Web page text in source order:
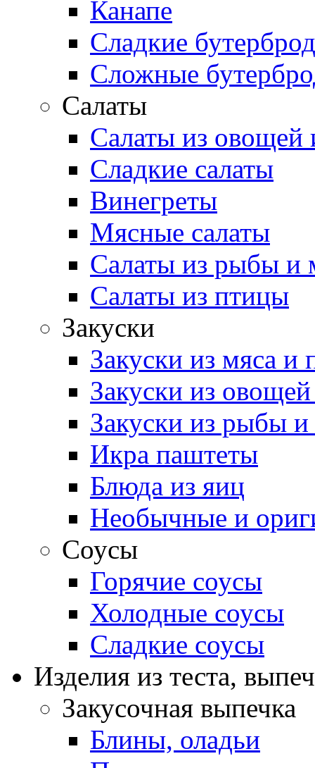
Канапе
Сладкие
Сложные
Салаты
Салаты из овощей
Сладкие салаты
Винегреты
Мясные салаты
Салаты из рыбы и
Салаты из птицы
Закуски
Закуски из мяса и
Закуски из
Закуски из рыбы
Икра паштеты
Блюда из яиц
Необычные и
Соусы
Горячие соусы
Холодные соусы
Сладкие соусы
Изделия из теста,
Закусочная выпечка
Блины, оладьи